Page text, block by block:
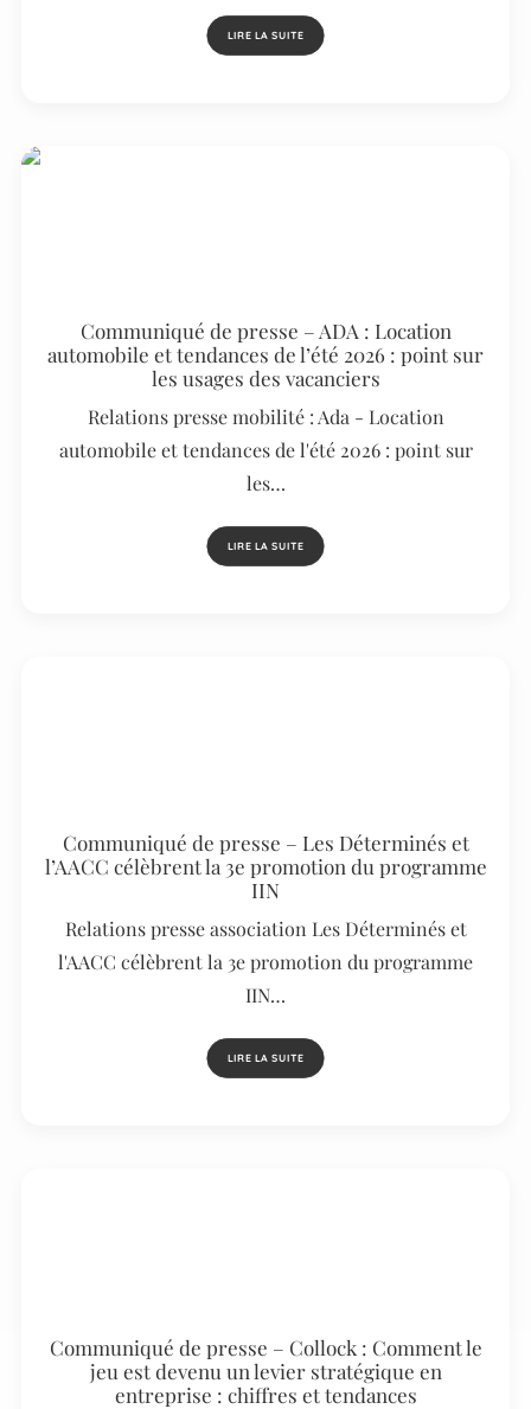
LIRE LA SUITE
Communiqué de presse – ADA : Location
automobile et tendances de l’été 2026 : point sur
les usages des vacanciers
Relations presse mobilité : Ada - Location
automobile et tendances de l'été 2026 : point sur
les…
LIRE LA SUITE
Communiqué de presse – Les Déterminés et
l’AACC célèbrent la 3e promotion du programme
IIN
Relations presse association Les Déterminés et
l'AACC célèbrent la 3e promotion du programme
IIN…
LIRE LA SUITE
Communiqué de presse – Collock : Comment le
jeu est devenu un levier stratégique en
entreprise : chiffres et tendances